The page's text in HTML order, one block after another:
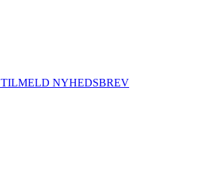
TILMELD NYHEDSBREV